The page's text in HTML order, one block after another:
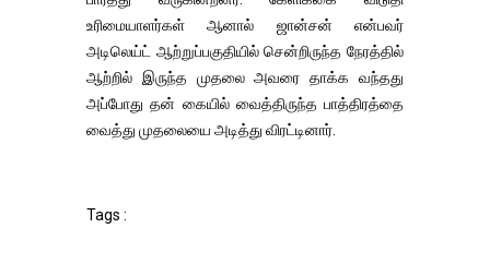
உரிமையாளர்கள் ஆனால் ஜான்சன் என்பவர்
அடிலெய்ட் ஆற்றுப்பகுதியில் சென்றிருந்த நேரத்தில்
ஆற்றில் இருந்த முதலை அவரை தாக்க வந்தது
அப்போது தன் கையில் வைத்திருந்த பாத்திரத்தை
வைத்து முதலையை அடித்து விரட்டினார்.
Tags :